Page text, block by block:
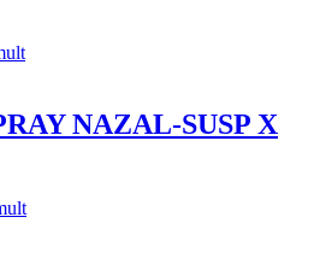
NAZAL-SUSP X